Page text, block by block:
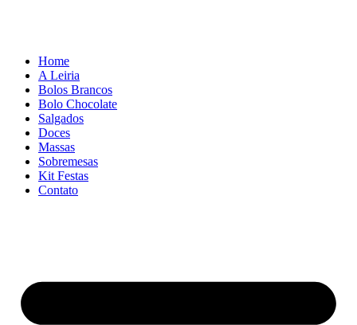
Home
A Leiria
Bolos Brancos
Bolo Chocolate
Salgados
Doces
Massas
Sobremesas
Kit Festas
Contato